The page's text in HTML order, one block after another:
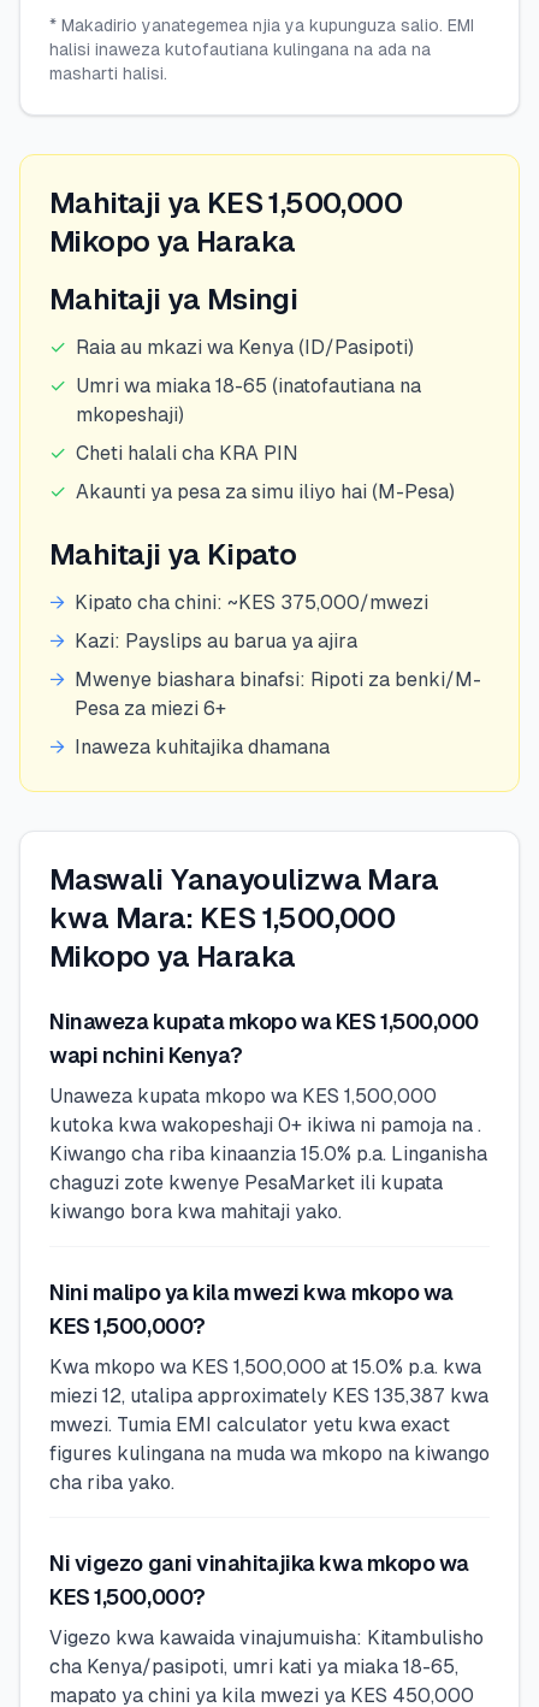
* Makadirio yanategemea njia ya kupunguza salio. EMI
halisi inaweza kutofautiana kulingana na ada na
masharti halisi.
Mahitaji ya KES 1,500,000
Mikopo ya Haraka
Mahitaji ya Msingi
✓ Raia au mkazi wa Kenya (ID/Pasipoti)
✓ Umri wa miaka 18-65 (inatofautiana na
mkopeshaji)
✓ Cheti halali cha KRA PIN
✓ Akaunti ya pesa za simu iliyo hai (M-Pesa)
Mahitaji ya Kipato
→ Kipato cha chini: ~KES 375,000/mwezi
→ Kazi: Payslips au barua ya ajira
→ Mwenye biashara binafsi: Ripoti za benki/M-
Pesa za miezi 6+
→ Inaweza kuhitajika dhamana
Maswali Yanayoulizwa Mara
kwa Mara: KES 1,500,000
Mikopo ya Haraka
Ninaweza kupata mkopo wa KES 1,500,000
wapi nchini Kenya?
Unaweza kupata mkopo wa KES 1,500,000
kutoka kwa wakopeshaji 0+ ikiwa ni pamoja na .
Kiwango cha riba kinaanzia 15.0% p.a. Linganisha
chaguzi zote kwenye PesaMarket ili kupata
kiwango bora kwa mahitaji yako.
Nini malipo ya kila mwezi kwa mkopo wa
KES 1,500,000?
Kwa mkopo wa KES 1,500,000 at 15.0% p.a. kwa
miezi 12, utalipa approximately KES 135,387 kwa
mwezi. Tumia EMI calculator yetu kwa exact
figures kulingana na muda wa mkopo na kiwango
cha riba yako.
Ni vigezo gani vinahitajika kwa mkopo wa
KES 1,500,000?
Vigezo kwa kawaida vinajumuisha: Kitambulisho
cha Kenya/pasipoti, umri kati ya miaka 18-65,
mapato ya chini ya kila mwezi ya KES 450,000